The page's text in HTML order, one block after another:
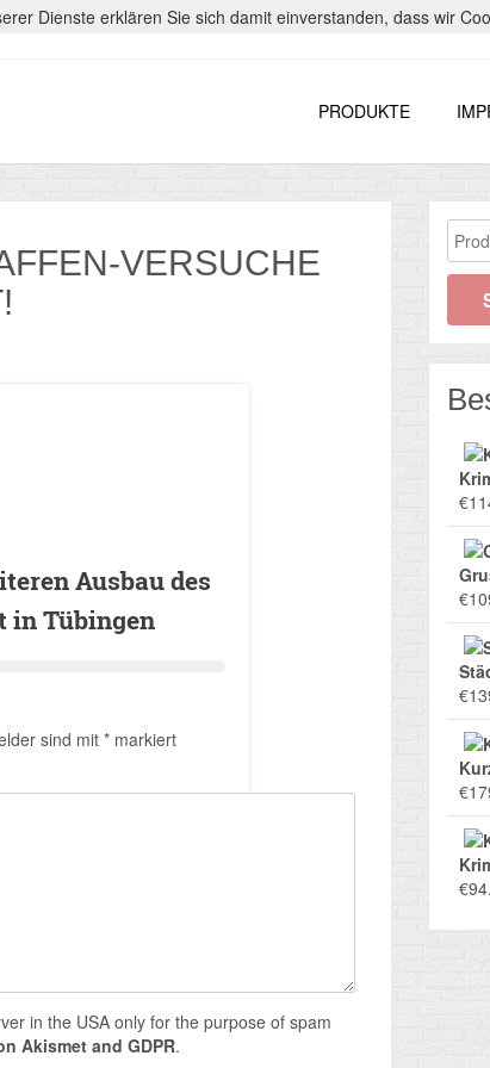
PRODUKTE
VERSUCHE
Ausbau des
in Tübingen
sind mit * markiert
in the USA only for the purpose of spam
Akismet and GDPR.
€
€
€
€
€
Dienste erklären Sie sich damit einverstanden, dass wir